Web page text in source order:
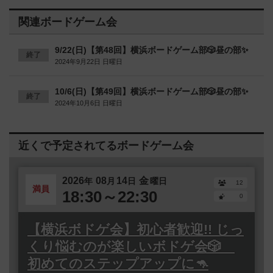
関連ボードゲーム会
終了 9/22(日)【第48回】横浜ボードゲーム部🎲昼の部✨
2024年9月22日 日曜日
終了 10/6(日)【第49回】横浜ボードゲーム部🎲昼の部✨
2024年10月6日 日曜日
近くで予定されてるボードゲーム会
満員
2026年 08 月 14日 金曜日
18:30～22:30
12
0
【横浜ボドゲ会】初心者歓迎!! じっ
くり悩むのが楽しいボドゲ会🎲
初めてのステップアップに🦘